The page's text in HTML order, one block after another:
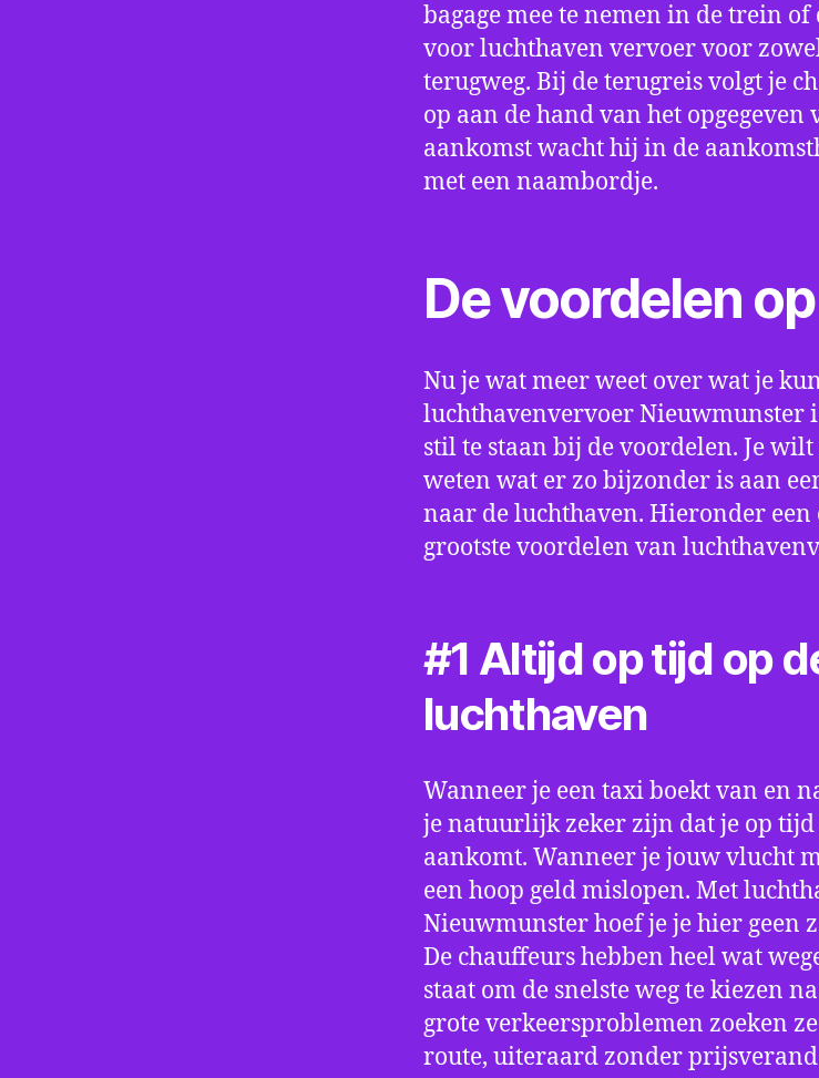
bagage mee te nemen in de trein of
voor luchthaven vervoer voor
terugweg. Bij de terugreis volgt je
op aan de hand van het
aankomst wacht hij in de
met een naambordje.
De voordelen
Nu je wat meer weet over wat je
luchthavenvervoer Nieuwmunster
stil te staan bij de voordelen. Je
weten wat er zo bijzonder is aan
naar de luchthaven. Hieronder
grootste voordelen van
#1 Altijd op tijd op
luchthaven
Wanneer je een taxi boekt van en
je natuurlijk zeker zijn dat je op tijd
aankomt. Wanneer je jouw vlucht
een hoop geld mislopen. Met
Nieuwmunster hoef je je hier geen
De chauffeurs hebben heel wat
staat om de snelste weg te kiezen
grote verkeersproblemen zoeken
route, uiteraard zonder